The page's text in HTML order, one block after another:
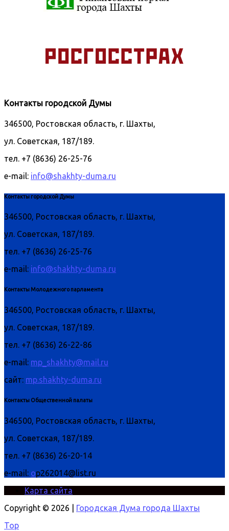
Контакты городской Думы
346500, Ростовская область, г. Шахты,
ул. Советская, 187/189.
тел. +7 (8636) 26-25-76
e-mail: info@shakhty-duma.ru
Контакты городской Думы
346500, Ростовская область, г. Шахты,
ул. Советская, 187/189.
тел. +7 (8636) 26-25-76
e-mail: info@shakhty-duma.ru
Контакты Молодежного парламента
346500, Ростовская область, г. Шахты,
ул. Советская, 187/189.
тел. +7 (8636) 26-22-86
e-mail: mp_shakhty@mail.ru
сайт: mp.shakhty-duma.ru
Контакты Общественной палаты
346500, Ростовская область, г. Шахты,
ул. Советская, 187/189.
тел. +7 (8636) 26-20-14
e-mail: op262014@list.ru
Карта сайта
Copyright © 2026 |
Городская Дума города Шахты
Top